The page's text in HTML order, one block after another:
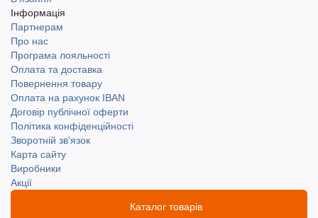
Інформація
Партнерам
Про нас
Програма лояльності
Оплата та доставка
Повернення товару
Оплата на рахунок IBAN
Договір публічної оферти
Політика конфіденційності
Зворотній зв'язок
Карта сайту
Виробники
Акції
Каталог товарів